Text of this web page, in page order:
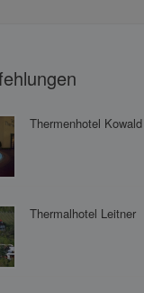
Thermenhotel Kowald
Thermalhotel Leitner